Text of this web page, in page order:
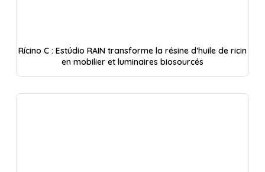
Rícino C : Estúdio RAIN transforme la résine d’huile de ricin
en mobilier et luminaires biosourcés